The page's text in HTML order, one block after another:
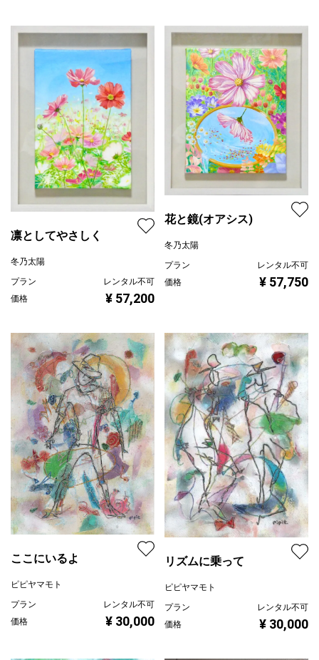
凛としてやさしく
冬乃太陽
プラン
レンタル不可
価格
¥ 57,200
花と鏡(オアシス)
冬乃太陽
プラン
レンタル不可
価格
¥ 57,750
ここにいるよ
ピピヤマモト
プラン
レンタル不可
価格
¥ 30,000
リズムに乗って
ピピヤマモト
プラン
レンタル不可
価格
¥ 30,000